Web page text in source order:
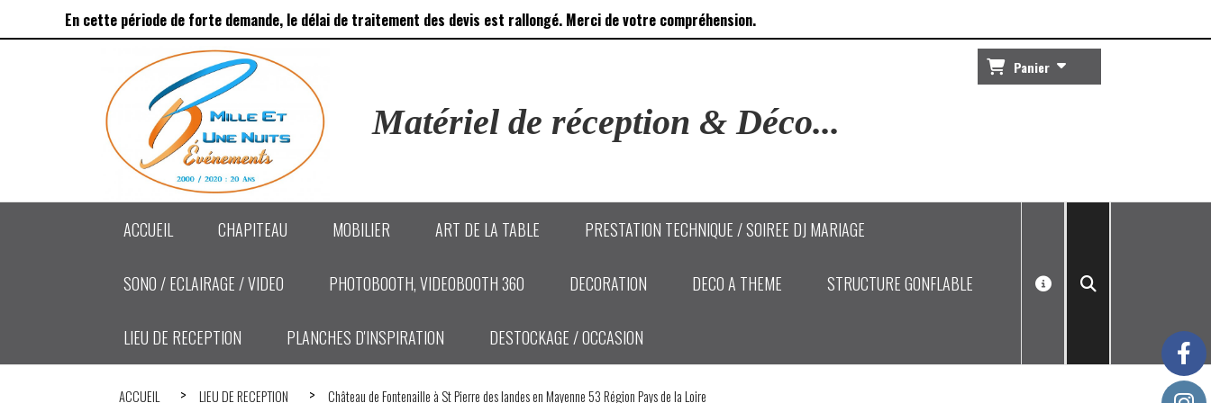
En cette période de forte demande, le délai de traitement des devis est rallongé. Merci de votre compréhension.
Matériel de réception & Déco...
Panier
ACCUEIL CHAPITEAU MOBILIER ART DE LA TABLE PRESTATION TECHNIQUE / SOIREE DJ MARIAGE
SONO / ECLAIRAGE / VIDEO PHOTOBOOTH, VIDEOBOOTH 360 DECORATION DECO A THEME STRUCTURE GONFLABLE
LIEU DE RECEPTION PLANCHES D'INSPIRATION DESTOCKAGE / OCCASION
ACCUEIL LIEU DE RECEPTION Château de Fontenaille à St Pierre des landes en Mayenne 53 Région Pays de la Loire